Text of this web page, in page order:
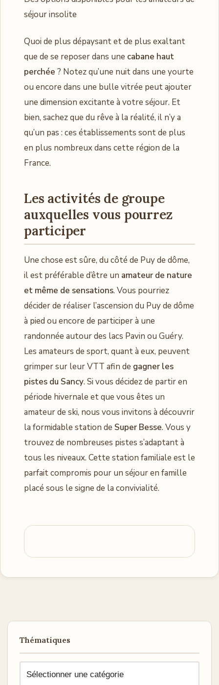
séjour insolite
Quoi de plus dépaysant et de plus exaltant
que de se reposer dans une cabane haut
perchée ? Notez qu’une nuit dans une yourte
ou encore dans une bulle vitrée peut ajouter
une dimension excitante à votre séjour. Et
bien, sachez que du rêve à la réalité, il n’y a
qu’un pas : ces établissements sont de plus
en plus nombreux dans cette région de la
France.
Les activités de groupe
auxquelles vous pourrez
participer
Une chose est sûre, du côté de Puy de dôme,
il est préférable d’être un amateur de nature
et même de sensations. Vous pourriez
décider de réaliser l’ascension du Puy de dôme
à pied ou encore de participer à une
randonnée autour des lacs Pavin ou Guéry.
Les amateurs de sport, quant à eux, peuvent
grimper sur leur VTT afin de gagner les
pistes du Sancy. Si vous décidez de partir en
période hivernale et que vous êtes un
amateur de ski, nous vous invitons à découvrir
la formidable station de Super Besse. Vous y
trouvez de nombreuses pistes s’adaptant à
tous les niveaux. Cette station familiale est le
parfait compromis pour un séjour en famille
placé sous le signe de la convivialité.
Thématiques